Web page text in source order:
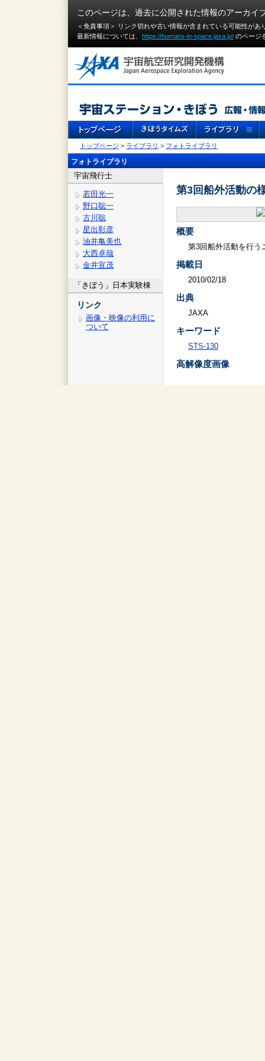
このページは、過去に公開された情報のアーカイ
＜免責事項＞ リンク切れや古い情報が含まれている可能性が
最新情報については、 https://humans-in-space.jaxa.jp/ のページ
トップページ > ライブラリ > フォトライブラリ
フォトライブラリ
宇宙飛行士
若田光一
野口聡一
古川聡
星出彰彦
油井亀美也
大西卓哉
金井宣茂
「きぼう」日本実験棟
リンク
画像・映像の利用に
ついて
第3回船外活動の
概要
第3回船外活動を行う
掲載日
2010/02/18
出典
JAXA
キーワード
STS-130
高解像度画像